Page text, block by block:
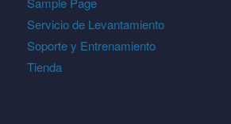
Servicio de Levantamiento
Soporte y Entrenamiento
Tienda